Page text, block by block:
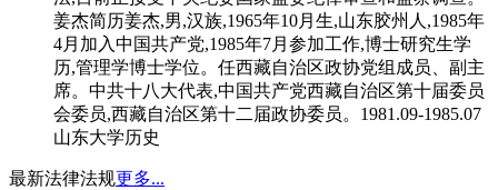
姜杰简历姜杰,男,汉族,1965年10月生,山东胶州人,1985年
4月加入中国共产党,1985年7月参加工作,博士研究生学
历,管理学博士学位。任西藏自治区政协党组成员、副主
席。中共十八大代表,中国共产党西藏自治区第十届委员
会委员,西藏自治区第十二届政协委员。1981.09-1985.07
山东大学历史
最新法律法规更多...